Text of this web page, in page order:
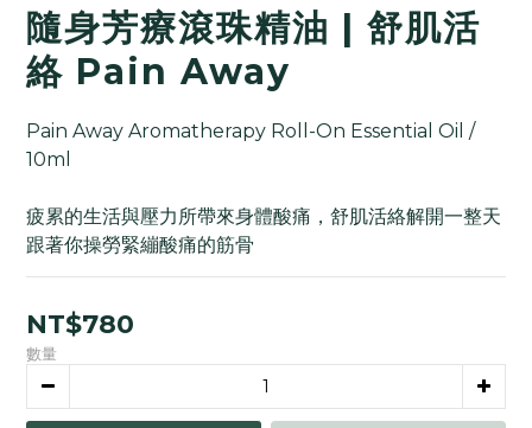
隨身芳療滾珠精油 | 舒肌活
絡 Pain Away
Pain Away Aromatherapy Roll-On Essential Oil /
10ml
疲累的生活與壓力所帶來身體酸痛，舒肌活絡解開一整天
跟著你操勞緊繃酸痛的筋骨
NT$780
數量